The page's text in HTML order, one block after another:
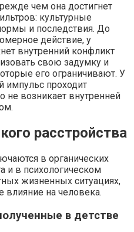
чем она достигнет
культурные
и последствия. До
действие, у
внутренний конфликт
свою задумку и
его ограничивают. У
импульс проходит
не возникает внутренней
расстройства
в органических
и в психологическом
жизненных ситуациях,
влияние на человека.
в детстве